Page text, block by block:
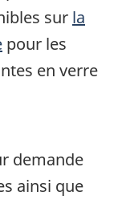
sur la
pour les
en verre
demande
ainsi que